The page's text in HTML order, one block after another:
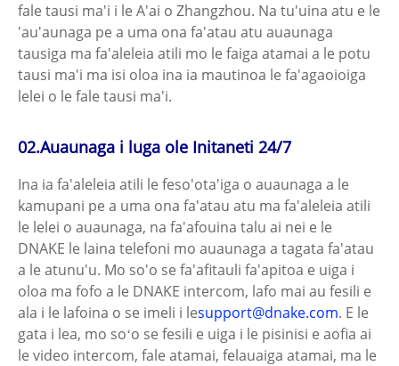
fale tausi ma'i i le A'ai o Zhangzhou. Na tu'uina atu e le
'au'aunaga pe a uma ona fa'atau atu auaunaga
tausiga ma fa'aleleia atili mo le faiga atamai a le potu
tausi ma'i ma isi oloa ina ia mautinoa le fa'agaoioiga
lelei o le fale tausi ma'i.
02.Auaunaga i luga ole Initaneti 24/7
Ina ia fa'aleleia atili le feso'ota'iga o auaunaga a le
kamupani pe a uma ona fa'atau atu ma fa'aleleia atili
le lelei o auaunaga, na fa'afouina talu ai nei e le
DNAKE le laina telefoni mo auaunaga a tagata fa'atau
a le atunu'u. Mo so'o se fa'afitauli fa'apitoa e uiga i
oloa ma fofo a le DNAKE intercom, lafo mai au fesili e
ala i le lafoina o se imeli i lesupport@dnake.com. E le
gata i lea, mo soʻo se fesili e uiga i le pisinisi e aofia ai
le video intercom, fale atamai, felauaiga atamai, ma le